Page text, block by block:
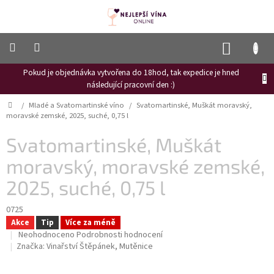
Pokud je objednávka vytvořena do 18hod, tak expedice je hned
následující pracovní den :)
Frizzante
víno
mošt
Naši
vinaři
Vinné
novinky
Bílé
víno
Domů
/ Mladé a Svatomartinské víno / Svatomartinské, Muškát moravský,
moravské zemské, 2025, suché, 0,75 l
Svatomartinské, Muškát
moravský, moravské zemské,
2025, suché, 0,75 l
0725
Akce Tip Více za méně
Průměrné
hodnocení
Neohodnoceno Podrobnosti hodnocení
Značka: Vinařství Štěpánek, Mutěnice